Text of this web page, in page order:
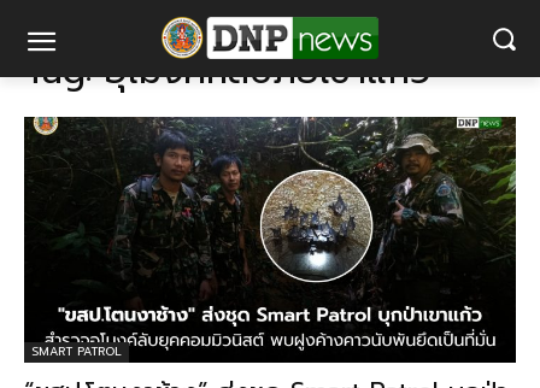
อุโมงค์หลบภัยเขาแก้ว
Tag:อุโมงค์หลบภัยเขาแก้ว
SMART PATROL